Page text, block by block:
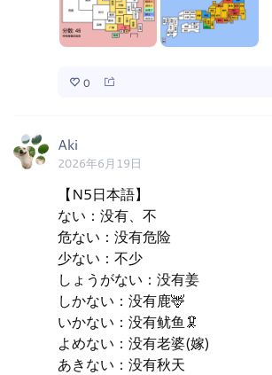
0
Aki
2026年6月19日
【N5日本語】
ない：没有、不
危ない：没有危险
少ない：不少
しょうがない：没有姜
しかない：没有鹿🦌
いかない：没有鱿鱼🦑
よめない：没有老婆(嫁)
あきない：没有秋天